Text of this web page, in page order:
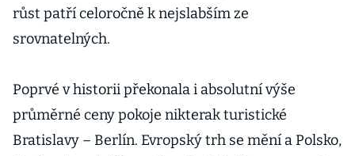
růst patří celoročně k nejslabším ze
srovnatelných.
Poprvé v historii překonala i absolutní výše
průměrné ceny pokoje nikterak turistické
Bratislavy – Berlín. Evropský trh se mění a Polsko,